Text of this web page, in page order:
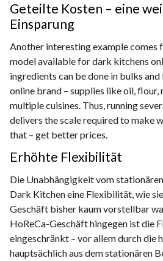
Geteilte Kosten – eine
Einsparung
Another interesting example comes
model available for dark kitchens
ingredients can be done in bulks
online brand – supplies like oil, flour,
multiple cuisines. Thus, running
delivers the scale required to make
that – get better prices.
Erhöhte Flexibilität
Die Unabhängigkeit vom
Dark Kitchen eine Flexibilität, wie
Geschäft bisher kaum vorstellbar
HoReCa-Geschäft hingegen ist die
eingeschränkt – vor allem durch die
hauptsächlich aus dem stationären